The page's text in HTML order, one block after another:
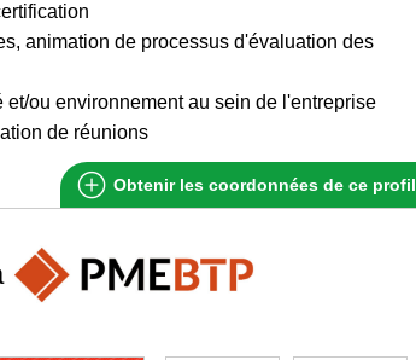
animation de processus d'évaluation des
ou environnement au sein de l'entreprise
de réunions
Obtenir les coordonnées de ce profil